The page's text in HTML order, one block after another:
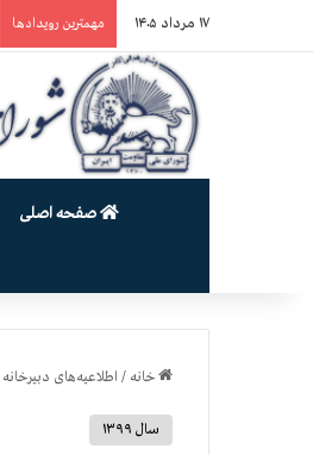
۱۷ مرداد ۱۴۰۵ مهمترین رویدادها
صفحه اصلی
خانه / اطلاعیه‌های
سال ۱۳۹۹